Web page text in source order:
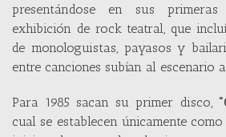
presentándose en sus
exhibición de rock teatral, que
de monologuistas, payasos y
entre canciones subían al escenario
Para 1985 sacan su primer disco,
cual se establecen únicamente